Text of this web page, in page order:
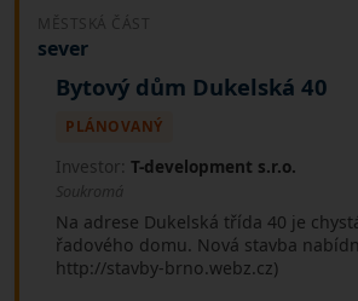
Dokončení výstavby logistického
bude primárně určen pro zajištění
zázemí Univerzity obrany, mj. pro
používané běžné automobilní
skladování materiálu nezbytného
uložení munice s velmi nízkou třídou
MĚSTSKÁ ČÁST
sever
Bytový dům Dukelská 40
PLÁNOVANÝ
Investor: T-development s.r.o.
Soukromá
Na adrese Dukelská třída 40 je
řadového domu. Nová stavba
http://stavby-brno.webz.cz)